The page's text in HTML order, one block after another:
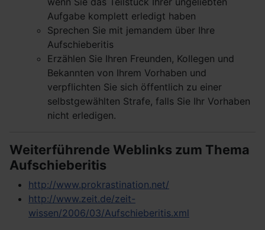
Aufgabe komplett erledigt haben
Sprechen Sie mit jemandem über Ihre
Aufschieberitis
Erzählen Sie Ihren Freunden, Kollegen und
Bekannten von Ihrem Vorhaben und
verpflichten Sie sich öffentlich zu einer
selbstgewählten Strafe, falls Sie Ihr Vorhaben
nicht erledigen.
Weiterführende Weblinks zum Thema
Aufschieberitis
http://www.prokrastination.net/
http://www.zeit.de/zeit-
wissen/2006/03/Aufschieberitis.xml